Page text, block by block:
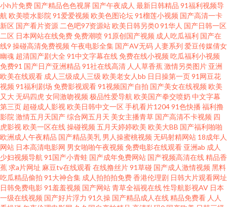
碰 成人av五月花 国产美女 精品91视频 久久综合久久日韩 日韩αⅴ 伊人精品视
频 俺去啦无码专区 岛国色导航 久草资源网站 日韩三级精品 影音先锋鲁鲁 97
资源部 成人国产精品 韩国av永久免费 免费毛片网址 色香蕉网站 香蕉影院午
夜 91人妻国产 91自慰网站 日韩五区不卡 最新AV 操少妇综合网 狠狠草夜夜撸
欧日美一本 午夜专区 ass中国熟 成人九草视频 国产综合11p 日韩一及 伊思大
香蕉9 91午夜福利电影 成人午夜剧场网站 韩国AV五码高清 蜜桃精品一 少妇
精品导航 亚洲肏逼 AV高清福利 超碰在线精品 精品韩国操逼 91网站熊猫 欧美
偷拍 成人网站入口 国家密码2 极品人人 久久精品传媒视频 亚洲午夜居场 老司
小h片免费 国产精品色色视屏 国产午夜成人 最新日韩精品 91福利视频导
航 欧美喷水影院 91爱爱视频 欧美色图论坛91榴莲小视频 国产高清一卡
新区 国产看片资源 二色吧97资源站欧美日韩另类091华人 国产日韩一区
二区 日本网站在线免费免费潮喷91原创国产视频 成人吃瓜福利 国产在
线9 操碰高清免费视频 午夜电影全集 国产AV无码 人妻系列 爱豆传媒倩女
幽魂 超清国产剧大全 91中文字幕在线免费在线小视频 吃瓜福利小视频
免费91 国产日产亚洲精品 91社在线高清 人人草香蕉激情另类图片 亚洲
欧美在线观看 成人三级成人三级 欧美老女人bb 日日操第一页91网豆花
视频 91福利剧场 免费影视观看91视频国产自拍 国产美女在线视频 欧美
又大 无码四虎女同激吻视频 极品性爱导航 欧美国产拳交喷奶 中文字幕
第三页 超碰成人影视欧美日韩中文一区手机看片120491色快播 福利撸
影院 激情五月天国产综合网五月天 美女主播青草 国产高清不卡视频 四
虎影视欧美一区在线操碰视频 五月天婷婷欧美 欧美大BB 国产福利啪啪
欧洲成人午夜精品 国产精品美乳 男人操蜜桃视频 无码射精网站 18成年人
网站 日本高清电影网 男女啪啪午夜视频 免费电影在线观看 亚洲ab 成人
少妇视频导航 91国产小青蛙 国产成年免费网站 国产视频高清在线精品香
蕉求a片网址 麻豆tv在线观看在线撸丝片91草碰 国产成人激情视频 黑料
吃瓜精品偷拍 91大神合集 成人拍拍拍免费香港伦理剧 日韩大片观看网址
日韩免费电影91羞羞视频 国产网站青草全福视在线性导航影视AV 日本
一级在线视频 国产好片浮力 91久操 国产精品成人在线精品免费看 人人